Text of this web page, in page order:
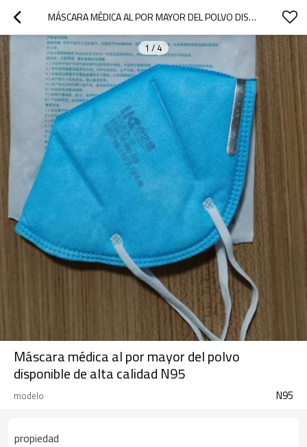
MÁSCARA MÉDICA AL POR MAYOR DEL POLVO DISPONIBLE DE ALTA CALIDAD N95
1 / 4
Máscara médica al por mayor del polvo
disponible de alta calidad N95
modelo N95
propiedad